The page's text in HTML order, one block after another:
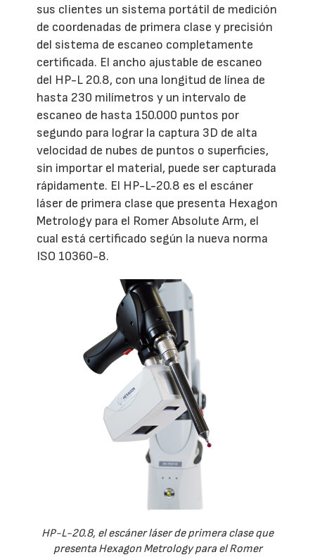
sus clientes un sistema portátil de medición
de coordenadas de primera clase y precisión
del sistema de escaneo completamente
certificada. El ancho ajustable de escaneo
del HP-L 20.8, con una longitud de línea de
hasta 230 milímetros y un intervalo de
escaneo de hasta 150.000 puntos por
segundo para lograr la captura 3D de alta
velocidad de nubes de puntos o superficies,
sin importar el material, puede ser capturada
rápidamente. El HP-L-20.8 es el escáner
láser de primera clase que presenta Hexagon
Metrology para el Romer Absolute Arm, el
cual está certificado según la nueva norma
ISO 10360-8.
HP-L-20.8, el escáner láser de primera clase que
presenta Hexagon Metrology para el Romer